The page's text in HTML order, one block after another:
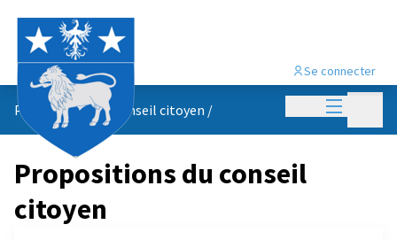
Menu
Se connecter
Propositions du conseil citoyen /
Propositions du conseil
citoyen